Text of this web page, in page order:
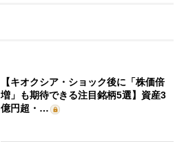
【キオクシア・ショック後に「株価倍
増」も期待できる注目銘柄5選】資産3
億円超・…